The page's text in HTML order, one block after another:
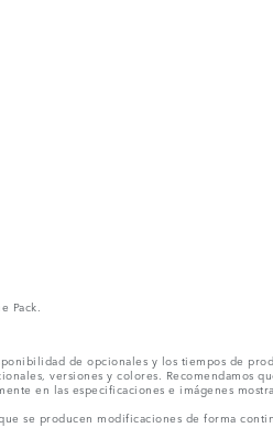
Pack.
de opcionales y los tiempos de
versiones y colores. Recomendamos
en las especificaciones e imágenes
se producen modificaciones de forma